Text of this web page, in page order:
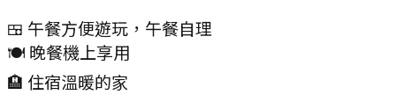
🍱 午餐方便遊玩，午餐自理
🍽️ 晚餐機上享用
🏨 住宿溫暖的家